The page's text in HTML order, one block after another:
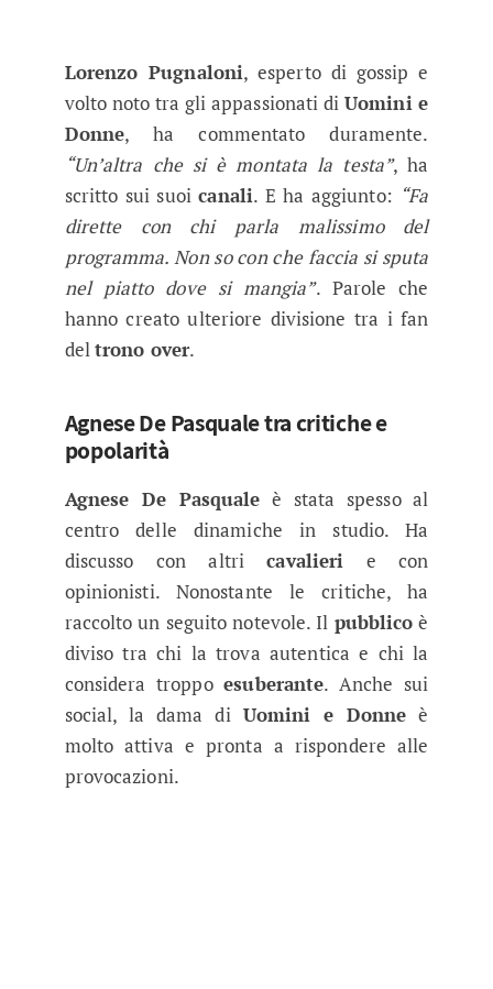
Lorenzo Pugnaloni, esperto di gossip e
volto noto tra gli appassionati di Uomini e
Donne, ha commentato duramente.
“Un’altra che si è montata la testa”, ha
scritto sui suoicanali. E ha aggiunto: “Fa
dirette con chi parla malissimo del
programma. Non so con che faccia si sputa
nel piatto dove si mangia”. Parole che
hanno creato ulteriore divisione tra i fan
deltrono over.
Agnese De Pasquale tra critiche e
popolarità
Agnese De Pasquale è stata spesso al
centro delle dinamiche in studio. Ha
discusso con altricavalieri e con
opinionisti. Nonostante le critiche, ha
raccolto un seguito notevole. Il pubblico è
diviso tra chi la trova autentica e chi la
considera troppoesuberante. Anche sui
social, la dama di Uomini e Donne è
molto attiva e pronta a rispondere alle
provocazioni.